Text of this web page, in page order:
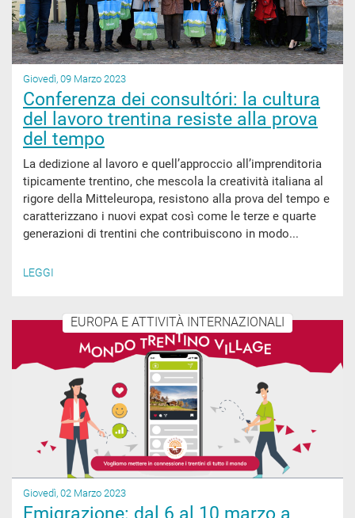
Giovedì, 09 Marzo 2023
Conferenza dei consultóri: la cultura
del lavoro trentina resiste alla prova
del tempo
La dedizione al lavoro e quell’approccio all’imprenditoria
tipicamente trentino, che mescola la creatività italiana al
rigore della Mitteleuropa, resistono alla prova del tempo e
caratterizzano i nuovi expat così come le terze e quarte
generazioni di trentini che contribuiscono in modo...
LEGGI
EUROPA E ATTIVITÀ INTERNAZIONALI
Giovedì, 02 Marzo 2023
Emigrazione: dal 6 al 10 marzo a